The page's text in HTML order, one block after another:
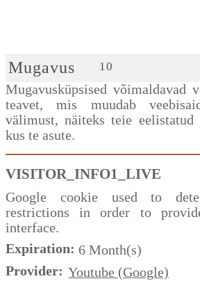
Mugavus 10
Mugavusküpsised võimaldavad
teavet, mis muudab
välimust, näiteks teie
kus te asute.
VISITOR_INFO1_LIVE
Google cookie used to
restrictions in order to
interface.
Expiration: 6 Month(s)
Provider: Youtube (Google)